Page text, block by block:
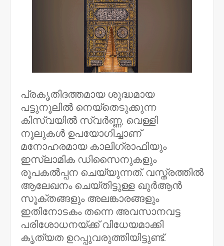
പ്രകൃതിദത്തമായ ശുദ്ധമായ
പട്ടുനൂലിൽ നെയ്തെടുക്കുന്ന
കിസ്‌വയിൽ സ്വർണ്ണ, വെള്ളി
നൂലുകൾ ഉപയോഗിച്ചാണ്
മനോഹരമായ കാലിഗ്രാഫിയും
ഇസ്ലാമിക ഡിസൈനുകളും
രൂപകൽപ്പന ചെയ്യുന്നത്. വസ്ത്രത്തിൽ
ആലേഖനം ചെയ്തിട്ടുള്ള ഖുർആൻ
സൂക്തങ്ങളും അലങ്കാരങ്ങളും
ഇതിനോടകം തന്നെ അവസാനവട്ട
പരിശോധനയ്ക്ക് വിധേയമാക്കി
കൃത്യത ഉറപ്പുവരുത്തിയിട്ടുണ്ട്.